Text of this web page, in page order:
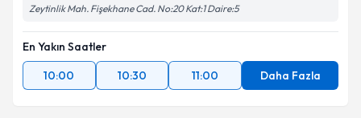
Zeytinlik Mah. Fişekhane Cad. No:20 Kat:1 Daire:5
En Yakın Saatler
10:00
10:30 11:00 Daha Fazla